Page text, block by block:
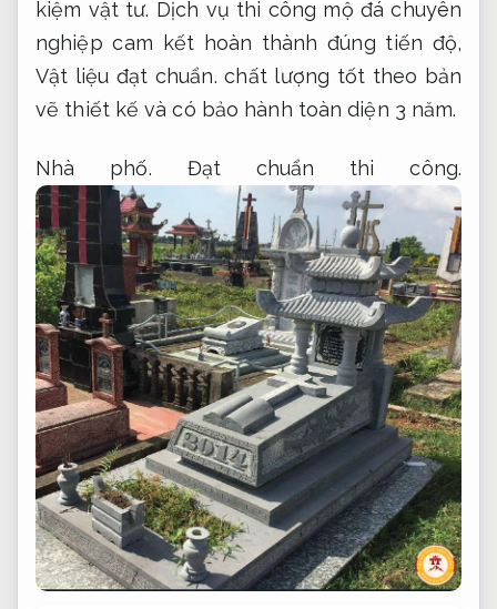
kiệm vật tư. Dịch vụ thi công mộ đá chuyên
nghiệp cam kết hoàn thành đúng tiến độ,
Vật liệu đạt chuẩn. chất lượng tốt theo bản
vẽ thiết kế và có bảo hành toàn diện 3 năm.
Nhà phố. Đạt chuẩn thi công.